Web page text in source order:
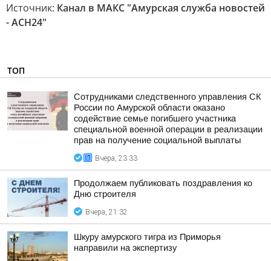
Источник: Канал в МАКС "Амурская служба новостей
- АСН24"
ТОП
Сотрудниками следственного управления СК
России по Амурской области оказано
содействие семье погибшего участника
специальной военной операции в реализации
прав на получение социальной выплаты
Вчера, 23:33
Продолжаем публиковать поздравления ко
Дню строителя
Вчера, 21:32
Шкуру амурского тигра из Приморья
направили на экспертизу